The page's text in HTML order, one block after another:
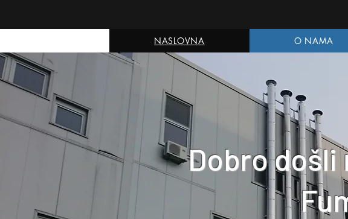
NASLOVNA O NAMA
Dobro došli